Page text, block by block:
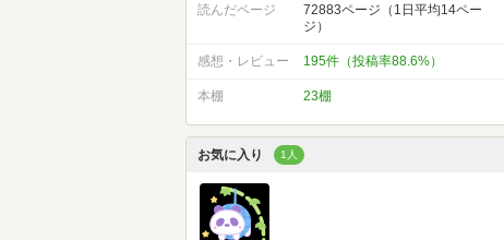
読んだページ
72883ページ（1日平均14ペー
ジ）
感想・レビュー 195件（投稿率88.6%）
本棚 23棚
お気に入り 1人